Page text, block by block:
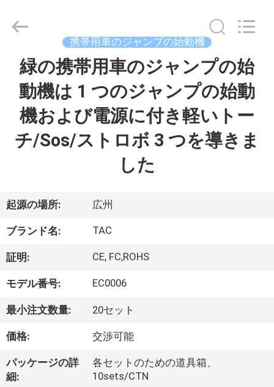
品
デ
オ
私
達
に
つ
い
Copyright
Guang
Sunland
Technology
Rights
携帯用車のジャンプの始動機
緑の携帯用車のジャンプの始
動機は 1 つのジャンプの始動
機および電源に付き軽いトー
チ/Sos/ストロボ 3 つを導きま
した
起源の場所: 広州
ブランド名: TAC
証明: CE, FC,ROHS
モデル番号: EC0006
最小注文数量: 20セット
価格: 交渉可能
パッケージの詳
細:
各セットのための道具箱、
10sets/CTN